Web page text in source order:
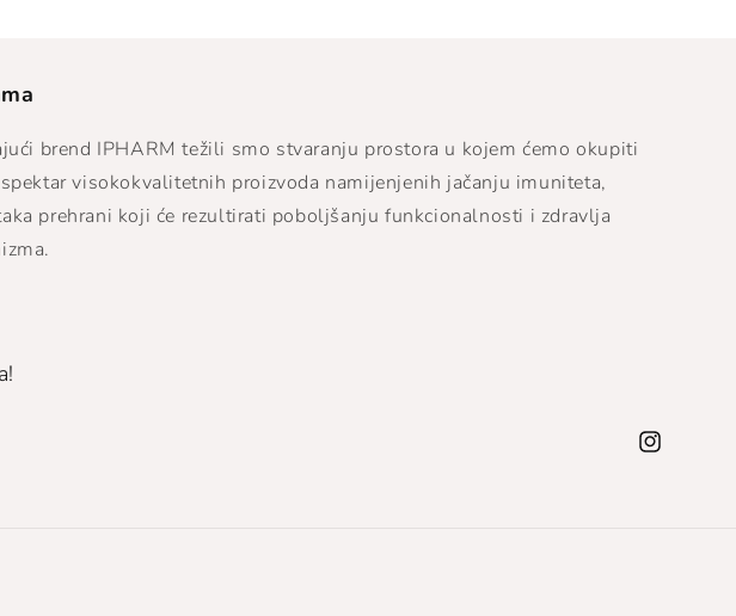
brend IPHARM težili smo stvaranju prostora u kojem ćemo okupiti
visokokvalitetnih proizvoda namijenjenih jačanju imuniteta,
prehrani koji će rezultirati poboljšanju funkcionalnosti i zdravlja
Instagram